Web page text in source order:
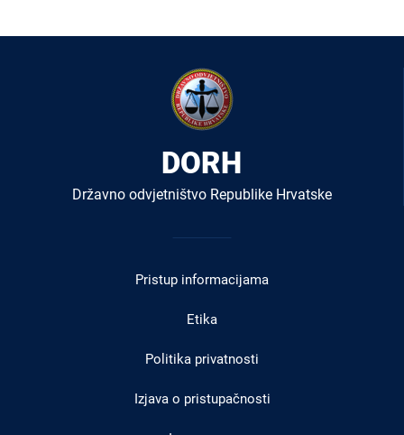
DORH
Državno odvjetništvo Republike Hrvatske
Pristup informacijama
Etika
Politika privatnosti
Izjava o pristupačnosti